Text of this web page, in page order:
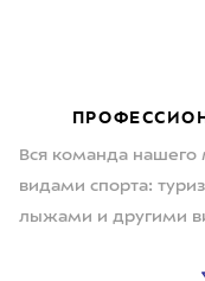
Вся команда нашего
видами спорта:
лыжами и другими